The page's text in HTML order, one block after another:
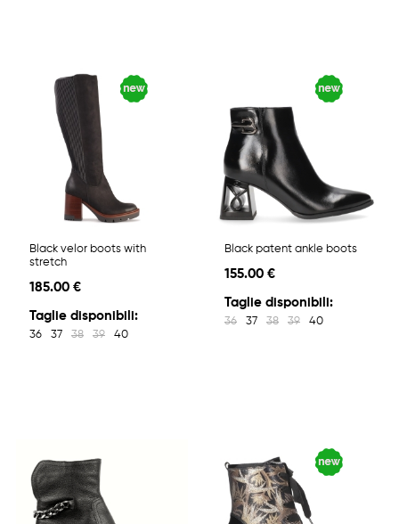
Black velor boots with
stretch
185.00 €
Taglie disponibili:
36 37 38 39 40
Black patent ankle boots
155.00 €
Taglie disponibili:
36 37 38 39 40